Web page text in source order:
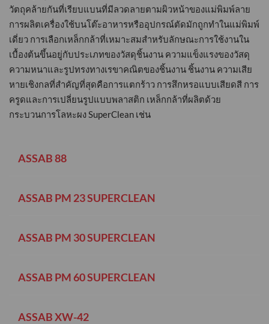
วัตถุคล้ายกันที่เรียบแบนที่มีลวดลายตามผิวหน้าของแม่พิมพ์ลาย
การผลิตเครื่องใช้บนโต๊ะอาหารหรืออุปกรณ์ตัดมักถูกทำในแม่พิมพ์
เดี่ยว การเลือกเหล็กกล้าที่เหมาะสมสำหรับลักษณะการใช้งานใน
เบื้องต้นขึ้นอยู่กับประเภทของวัสดุชิ้นงาน ความแข็งแรงของวัสดุ
ความหนาและรูปทรงทางเรขาคณิตของชิ้นงาน ชิ้นงาน ความเสีย
หายเชิงกลที่สำคัญที่สุดคือการแตกร้าว การสึกหรอแบบเสียดสี การ
ครูดและการเปลี่ยนรูปแบบพลาสติก เหล็กกล้าที่ผลิตด้วย
กระบวนการโลหะผง SuperClean เช่น
ASSAB 88
ASSAB PM 23 SUPERCLEAN
ASSAB PM 30 SUPERCLEAN
ASSAB PM 60 SUPERCLEAN
ASSAB XW-42